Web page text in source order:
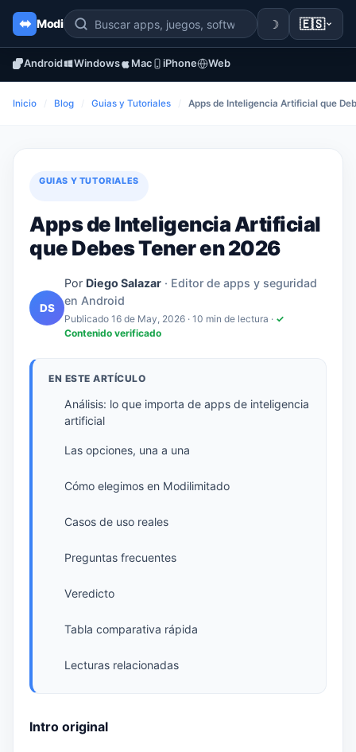
Modi ☽ 🇪🇸
Android Windows Mac iPhone Web
Inicio / Blog / Guias y Tutoriales / Apps de Inteligencia Artificial que
GUIAS Y TUTORIALES
Apps de Inteligencia Artificial
que Debes Tener en 2026
DS
Por Diego Salazar · Editor de apps y seguridad
en Android
Publicado 16 de May, 2026 · 10 min de lectura · ✓
Contenido verificado
EN ESTE ARTÍCULO
Análisis: lo que importa de apps de inteligencia
artificial
Las opciones, una a una
Cómo elegimos en Modilimitado
Casos de uso reales
Preguntas frecuentes
Veredicto
Tabla comparativa rápida
Lecturas relacionadas
Intro original